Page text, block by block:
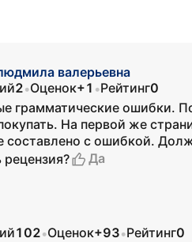
валерьевна
2•Оценок+1 •Рейтинг0
грамматические ошибки.
На первой же
составлено с ошибкой.
Да
102•Оценок+93•Рейтинг0